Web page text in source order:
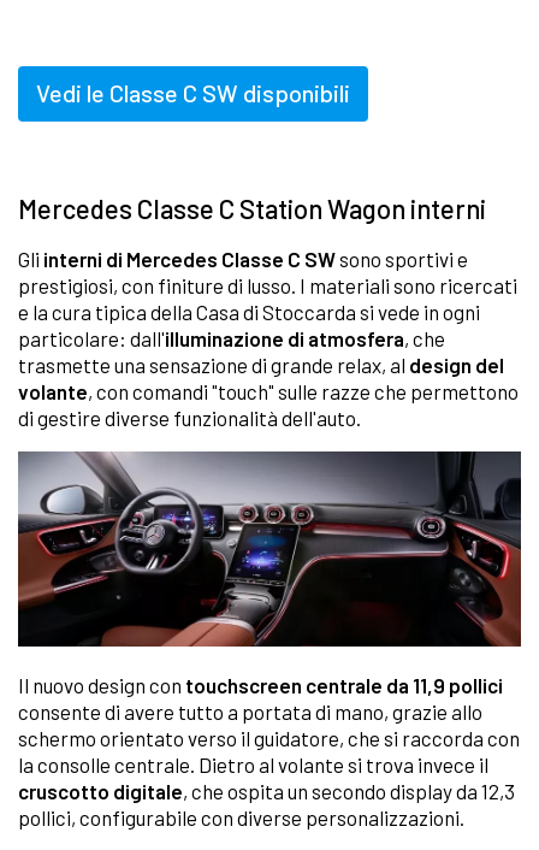
Vedi le Classe C SW disponibili
Mercedes Classe C Station Wagon interni
Gli interni di Mercedes Classe C SWsono sportivi e
prestigiosi, con finiture di lusso. I materiali sono ricercati
e la cura tipica della Casa di Stoccarda si vede in ogni
particolare: dall'illuminazione di atmosfera, che
trasmette una sensazione di grande relax, al design del
volante, con comandi "touch" sulle razze che permettono
di gestire diverse funzionalità dell'auto.
Il nuovo design con touchscreen centrale da 11,9 pollici
consente di avere tutto a portata di mano, grazie allo
schermo orientato verso il guidatore, che si raccorda con
la consolle centrale. Dietro al volante si trova invece il
cruscotto digitale, che ospita un secondo display da 12,3
pollici, configurabile con diverse personalizzazioni.